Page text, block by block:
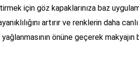
için göz kapaklarınıza baz
artırır ve renklerin daha
yağlanmasının önüne geçerek